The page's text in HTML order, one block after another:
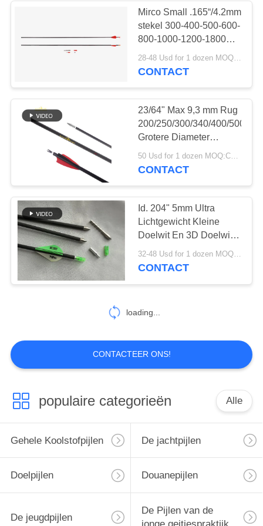
Pijlcomponenten
66
Aluminiumpijlen
1
Pijlcatalogus
2
Boog accessoires
27
Mirco Small .165“/4.2mm
stekel 300-400-500-600-
800-1000-1200-1800
Doelpijlen Over lange
afstand
CONTACT
23/64" Max 9,3 mm Rug
200/250/300/340/400/500/600
Grotere Diameter
Rechtheid .003-.001" 3D
Doel Pijlen
50 Usd for 1 dozen MOQ:Controleer vóór gebruik of het product in goede staat verkeert. Niet gebruiken als er gebreken zijn.
CONTACT
Id. 204" 5mm Ultra
Lichtgewicht Kleine
Doelwit En 3D Doelwit
Spine
250/300/350/400/500/600/700
32-48 Usd for 1 dozen MOQ:Controleer vóór gebruik of het product in goede staat verkeert. Niet gebruiken als er gebreken zijn.
CONTACT
loading...
CONTACTEER ONS!
populaire categorieën Alle
Gehele Koolstofpijlen De jachtpijlen
Doelpijlen Douanepijlen
De jeugdpijlen
De Pijlen van de